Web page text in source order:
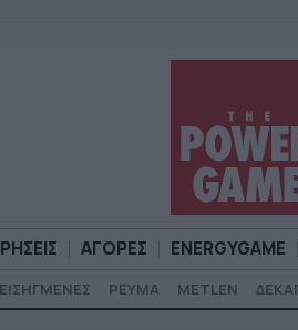
ΑΓΟΡΕΣ ENERGYGAME
ΕΙΣΗΓΜΕΝΕΣ ΡΕΥΜΑ METLEN